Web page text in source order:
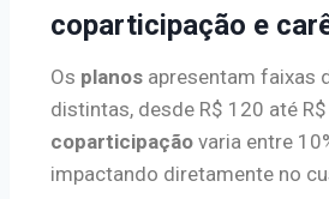
coparticipação e
Os planos apresentam faixas
distintas, desde R$ 120 até
coparticipação varia entre
impactando diretamente no